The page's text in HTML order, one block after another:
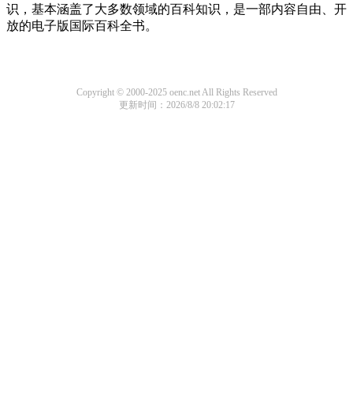
识，基本涵盖了大多数领域的百科知识，是一部内容自由、开
放的电子版国际百科全书。
Copyright © 2000-2025 oenc.net All Rights Reserved
更新时间：2026/8/8 20:02:17